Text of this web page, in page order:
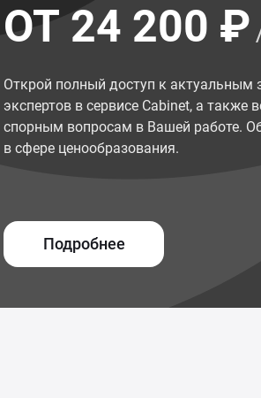
ОТ 24 200 ₽
Открой полный доступ к
экспертов в сервисе Cabinet, а также
спорным вопросам в Вашей работе.
в сфере ценообразования.
Подробнее